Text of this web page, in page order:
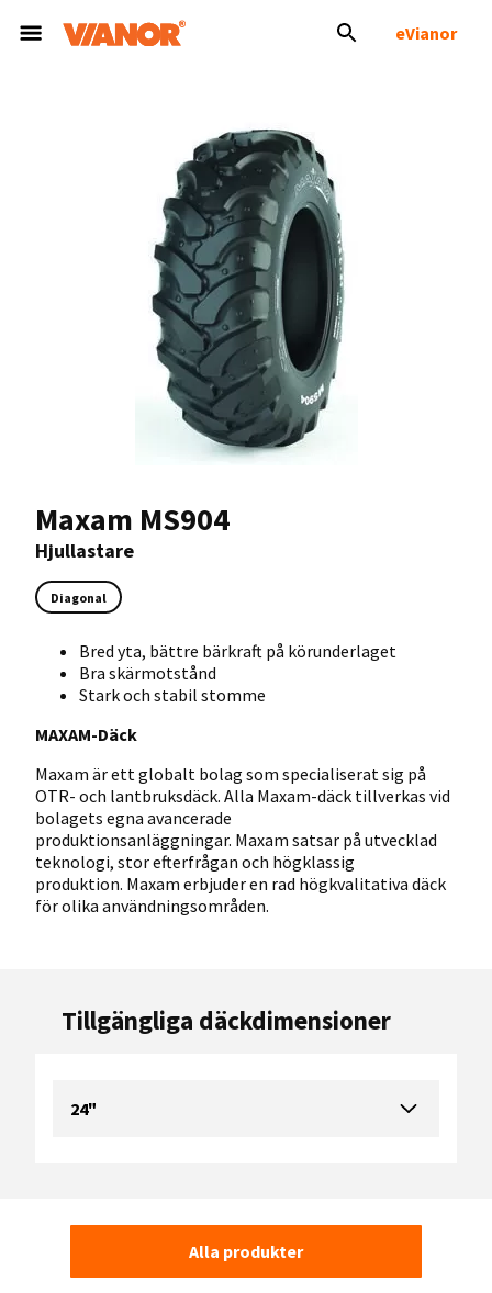
eVianor
Maxam MS904
Hjullastare
Diagonal
Bred yta, bättre bärkraft på körunderlaget
Bra skärmotstånd
Stark och stabil stomme
MAXAM-Däck
Maxam är ett globalt bolag som specialiserat sig på
OTR- och lantbruksdäck. Alla Maxam-däck tillverkas vid
bolagets egna avancerade
produktionsanläggningar. Maxam satsar på utvecklad
teknologi, stor efterfrågan och högklassig
produktion. Maxam erbjuder en rad högkvalitativa däck
för olika användningsområden.
Tillgängliga däckdimensioner
24"
Alla produkter